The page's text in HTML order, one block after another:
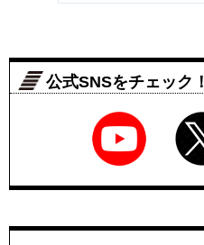
公式SNSをチェック！